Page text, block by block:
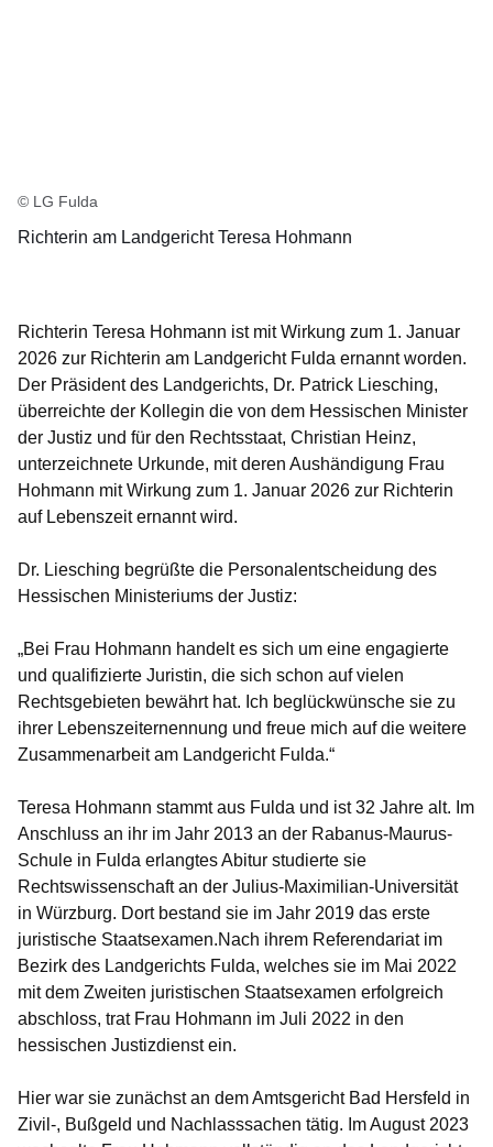
© LG Fulda
Richterin am Landgericht Teresa Hohmann
Richterin Teresa Hohmann ist mit Wirkung zum 1. Januar
2026 zur Richterin am Landgericht Fulda ernannt worden.
Der Präsident des Landgerichts, Dr. Patrick Liesching,
überreichte der Kollegin die von dem Hessischen Minister
der Justiz und für den Rechtsstaat, Christian Heinz,
unterzeichnete Urkunde, mit deren Aushändigung Frau
Hohmann mit Wirkung zum 1. Januar 2026 zur Richterin
auf Lebenszeit ernannt wird.
Dr. Liesching begrüßte die Personalentscheidung des
Hessischen Ministeriums der Justiz:
„Bei Frau Hohmann handelt es sich um eine engagierte
und qualifizierte Juristin, die sich schon auf vielen
Rechtsgebieten bewährt hat. Ich beglückwünsche sie zu
ihrer Lebenszeiternennung und freue mich auf die weitere
Zusammenarbeit am Landgericht Fulda.“
Teresa Hohmann stammt aus Fulda und ist 32 Jahre alt. Im
Anschluss an ihr im Jahr 2013 an der Rabanus-Maurus-
Schule in Fulda erlangtes Abitur studierte sie
Rechtswissenschaft an der Julius-Maximilian-Universität
in Würzburg. Dort bestand sie im Jahr 2019 das erste
juristische Staatsexamen.Nach ihrem Referendariat im
Bezirk des Landgerichts Fulda, welches sie im Mai 2022
mit dem Zweiten juristischen Staatsexamen erfolgreich
abschloss, trat Frau Hohmann im Juli 2022 in den
hessischen Justizdienst ein.
Hier war sie zunächst an dem Amtsgericht Bad Hersfeld in
Zivil-, Bußgeld und Nachlasssachen tätig. Im August 2023